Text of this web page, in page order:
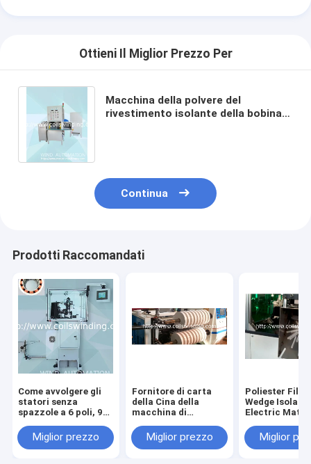
Ottieni Il Miglior Prezzo Per
Macchina della polvere del
rivestimento isolante della bobina
Continua
Prodotti Raccomandati
Come avvolgere gli
statori senza
spazzole a 6 poli, 9
avvolgitore ad ago
Miglior prezzo
Fornitore di carta
della Cina della
macchina di
dell'isolamento
elettrico del motore
Miglior prezzo
Poliester Film
Wedge
Electric
Machine
taglio
Miglior